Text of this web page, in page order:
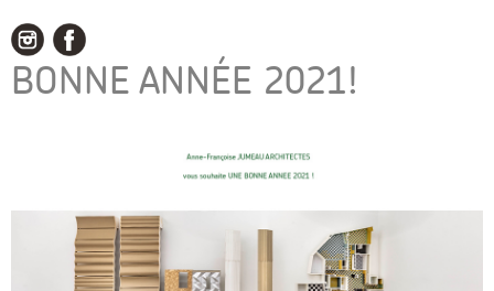
BONNE ANNÉE 2021!